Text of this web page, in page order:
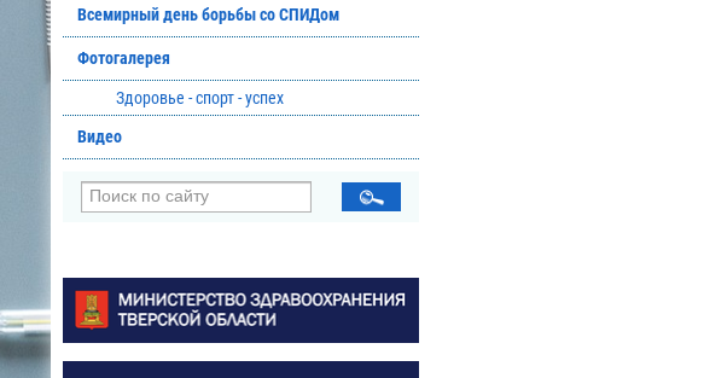
Всемирный день борьбы со СПИДом
Фотогалерея
Здоровье - спорт - успех
Видео